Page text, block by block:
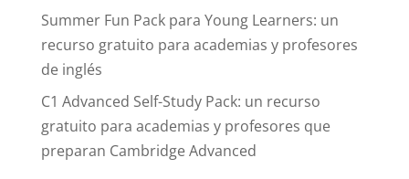
Summer Fun Pack para Young Learners: un
recurso gratuito para academias y profesores
de inglés
C1 Advanced Self-Study Pack: un recurso
gratuito para academias y profesores que
preparan Cambridge Advanced